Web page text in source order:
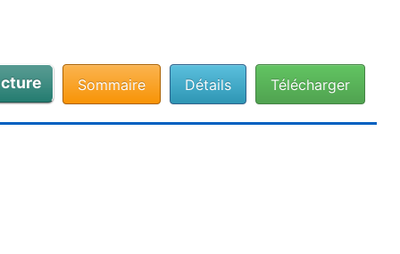
Télécharger
Détails
Sommaire